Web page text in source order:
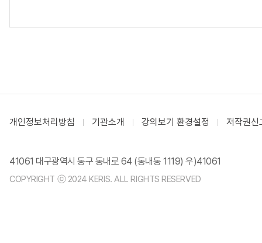
개인정보처리방침 기관소개 강의보기 환경설정 저작권신
41061 대구광역시 동구 동내로 64 (동내동 1119) 우)41061
COPYRIGHT ⓒ 2024 KERIS. ALL RIGHTS RESERVED